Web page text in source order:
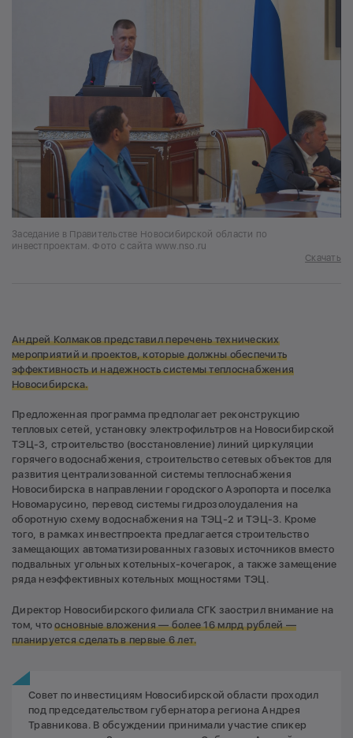
Заседание в Правительстве Новосибирской области по
инвестпроектам. Фото с сайта www.nso.ru
Скачать
Андрей Колмаков представил перечень технических
мероприятий и проектов, которые должны обеспечить
эффективность и надежность системы теплоснабжения
Новосибирска.
Предложенная программа предполагает реконструкцию
тепловых сетей, установку электрофильтров на Новосибирской
ТЭЦ-3, строительство (восстановление) линий циркуляции
горячего водоснабжения, строительство сетевых объектов для
развития централизованной системы теплоснабжения
Новосибирска в направлении городского Аэропорта и поселка
Новомарусино, перевод системы гидрозолоудаления на
оборотную схему водоснабжения на ТЭЦ-2 и ТЭЦ-3. Кроме
того, в рамках инвестпроекта предлагается строительство
замещающих автоматизированных газовых источников вместо
подвальных угольных котельных-кочегарок, а также замещение
ряда неэффективных котельных мощностями ТЭЦ.
Директор Новосибирского филиала СГК заострил внимание на
том, чтоосновные вложения — более 16 млрд рублей —
планируется сделать в первые 6 лет.
Совет по инвестициям Новосибирской области проходил
под председательством губернатора региона Андрея
Травникова. В обсуждении принимали участие спикер